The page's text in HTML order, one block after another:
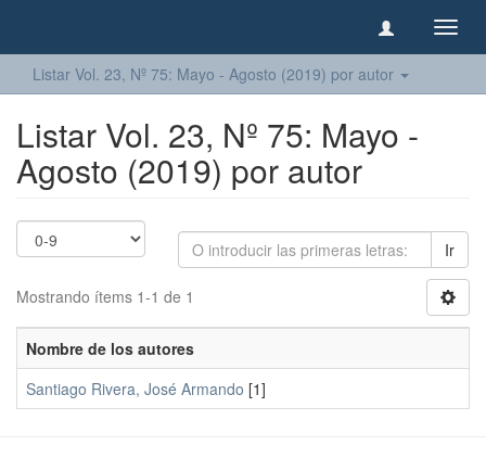
Listar Vol. 23, Nº 75: Mayo - Agosto (2019) por autor
Listar Vol. 23, Nº 75: Mayo -
Agosto (2019) por autor
Ir
Mostrando ítems 1-1 de 1
Nombre de los autores
Santiago Rivera, José Armando [1]